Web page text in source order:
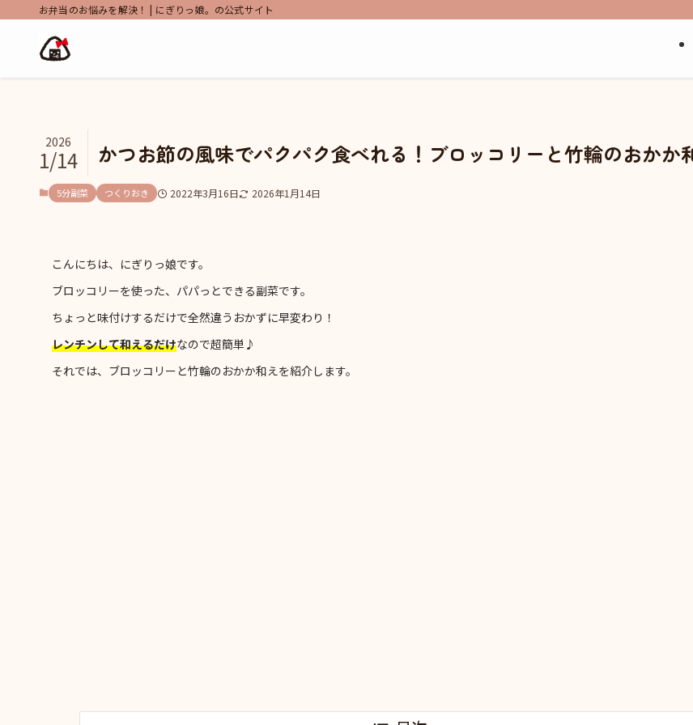
お弁当のお悩みを解決！ | にぎりっ娘。の公式サイト
かつお節の風味でパクパク食べれる！ブロッコリーと竹輪のおかか
2026
1/14
5分副菜 つくりおき 2022年3月16日 2026年1月14日
こんにちは、にぎりっ娘です。
ブロッコリーを使った、パパっとできる副菜です。
ちょっと味付けするだけで全然違うおかずに早変わり！
レンチンして和えるだけなので超簡単♪
それでは、ブロッコリーと竹輪のおかか和えを紹介します。